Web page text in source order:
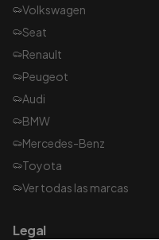
Volkswagen
Seat
Renault
Peugeot
Audi
BMW
Mercedes-Benz
Toyota
Ver todas las marcas
Legal